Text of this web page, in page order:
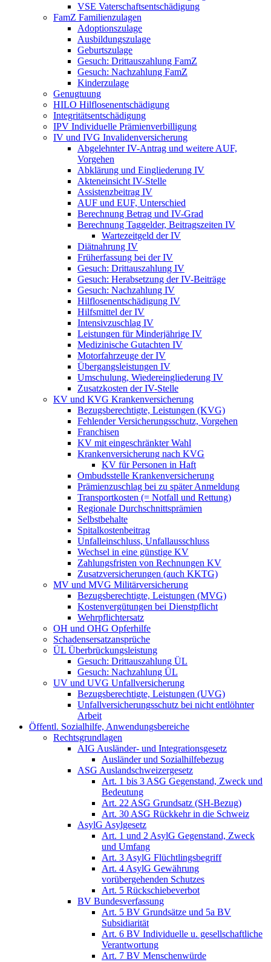
VSE Vaterschaftsentschädigung
FamZ Familienzulagen
Adoptionszulage
Ausbildungszulage
Geburtszulage
Gesuch: Drittauszahlung FamZ
Gesuch: Nachzahlung FamZ
Kinderzulage
Genugtuung
HILO Hilflosenentschädigung
Integritätsentschädigung
IPV Individuelle Prämienverbilligung
IV und IVG Invalidenversicherung
Abgelehnter IV-Antrag und weitere AUF,
Vorgehen
Abklärung und Eingliederung IV
Akteneinsicht IV-Stelle
Assistenzbeitrag IV
AUF und EUF, Unterschied
Berechnung Betrag und IV-Grad
Berechnung Taggelder, Beitragszeiten IV
Wartezeitgeld der IV
Diätnahrung IV
Früherfassung bei der IV
Gesuch: Drittauszahlung IV
Gesuch: Herabsetzung der IV-Beiträge
Gesuch: Nachzahlung IV
Hilflosenentschädigung IV
Hilfsmittel der IV
Intensivzuschlag IV
Leistungen für Minderjährige IV
Medizinische Gutachten IV
Motorfahrzeuge der IV
Übergangsleistungen IV
Umschulung, Wiedereingliederung IV
Zusatzkosten der IV-Stelle
KV und KVG Krankenversicherung
Bezugsberechtigte, Leistungen (KVG)
Fehlender Versicherungsschutz, Vorgehen
Franchisen
KV mit eingeschränkter Wahl
Krankenversicherung nach KVG
KV für Personen in Haft
Ombudsstelle Krankenversicherung
Prämienzuschlag bei zu später Anmeldung
Transportkosten (= Notfall und Rettung)
Regionale Durchschnittsprämien
Selbstbehalte
Spitalkostenbeitrag
Unfalleinschluss, Unfallausschluss
Wechsel in eine günstige KV
Zahlungsfristen von Rechnungen KV
Zusatzversicherungen (auch KKTG)
MV und MVG Militärversicherung
Bezugsberechtigte, Leistungen (MVG)
Kostenvergütungen bei Dienstpflicht
Wehrpflichtersatz
OH und OHG Opferhilfe
Schadensersatzansprüche
ÜL Überbrückungsleistung
Gesuch: Drittauszahlung ÜL
Gesuch: Nachzahlung ÜL
UV und UVG Unfallversicherung
Bezugsberechtigte, Leistungen (UVG)
Unfallversicherungsschutz bei nicht entlöhnter
Arbeit
Öffentl. Sozialhilfe, Anwendungsbereiche
Rechtsgrundlagen
AIG Ausländer- und Integrationsgesetz
Ausländer und Sozialhilfebezug
ASG Auslandschweizergesetz
Art. 1 bis 3 ASG Gegenstand, Zweck und
Bedeutung
Art. 22 ASG Grundsatz (SH-Bezug)
Art. 30 ASG Rückkehr in die Schweiz
AsylG Asylgesetz
Art. 1 und 2 AsylG Gegenstand, Zweck
und Umfang
Art. 3 AsylG Flüchtlingsbegriff
Art. 4 AsylG Gewährung
vorübergehenden Schutzes
Art. 5 Rückschiebeverbot
BV Bundesverfassung
Art. 5 BV Grundsätze und 5a BV
Subsidiarität
Art. 6 BV Individuelle u. gesellschaftliche
Verantwortung
Art. 7 BV Menschenwürde